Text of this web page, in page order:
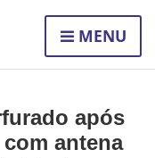
MENU
após
antena